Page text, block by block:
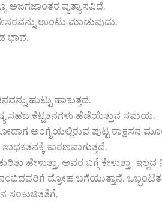
ಅಜಗಜಾಂತರ ವ್ಯತ್ಯಾಸವಿದೆ.
ಉಂಟು ಮಾಡುವುದು.
ಭಾವ.
ಹುಟ್ಟು ಹಾಕುತ್ತದೆ.
ಸಹಜ ಕೆಟ್ಟತನಗಳು ಹೆಡೆಯೆತ್ತುವ ಸಮಯ.
ಅಂಗೈಯಲ್ಲಿರುವ ಪುಟ್ಟ ರಾಕ್ಷಸನ
ಕಾರಣವಾಗುತ್ತದೆ.
ಹೇಳುತ್ತಾ, ಅವರ ಬಗ್ಗೆ ಕೇಳುತ್ತಾ ಇಲ್ಲದ
ದ್ರೋಹ ಬಗೆಯುತ್ತಾನೆ.
ಸಂಕುಚಿತತೆಗೆ,